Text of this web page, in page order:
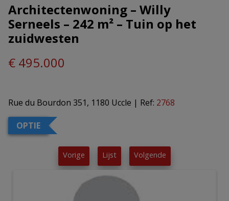
Architectenwoning – Willy
Serneels – 242 m² – Tuin op het
zuidwesten
€ 495.000
Rue du Bourdon 351, 1180 Uccle | Ref: 2768
OPTIE
Vorige Lijst Volgende